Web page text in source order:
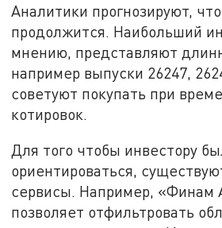
Аналитики прогнозируют,
продолжится. Наибольший
мнению, представляют
например выпуски 26247,
советуют покупать при
котировок.
Для того чтобы инвестору
ориентироваться,
сервисы. Например, «Финам
позволяет отфильтровать